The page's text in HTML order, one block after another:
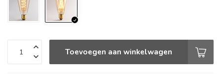
Toevoegen aan winkelwagen